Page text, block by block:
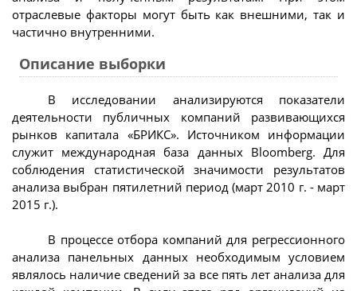
отраслевые факторы могут быть как внешними, так и
частично внутренними.
Описание выборки
В исследовании анализируются показатели
деятельности публичных компаний развивающихся
рынков капитала «БРИКС». Источником информации
служит международная база данных Bloomberg. Для
соблюдения статистической значимости результатов
анализа выбран пятилетний период (март 2010 г. - март
2015 г.).
В процессе отбора компаний для регрессионного
анализа панельных данных необходимым условием
являлось наличие сведений за все пять лет анализа для